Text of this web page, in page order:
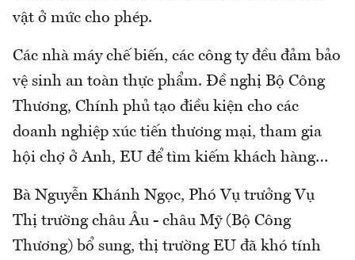
vật ở mức cho phép.
Các nhà máy chế biến, các công ty đều đảm bảo
vệ sinh an toàn thực phẩm. Đề nghị Bộ Công
Thương, Chính phủ tạo điều kiện cho các
doanh nghiệp xúc tiến thương mại, tham gia
hội chợ ở Anh, EU để tìm kiếm khách hàng…
Bà Nguyễn Khánh Ngọc, Phó Vụ trưởng Vụ
Thị trường châu Âu - châu Mỹ (Bộ Công
Thương) bổ sung, thị trường EU đã khó tính